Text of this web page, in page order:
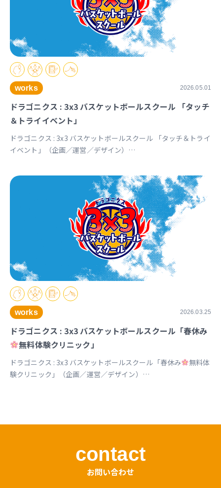
works 2026.05.01
ドラゴニクス : 3x3 バスケットボールスクール 「タッチ
＆トライイベント」
ドラゴニクス : 3x3 バスケットボールスクール 「タッチ＆トライ
イベント」（企画／運営／デザイン）
works 2026.03.25
ドラゴニクス : 3x3 バスケットボールスクール「春休み
無料体験クリニック」
ドラゴニクス : 3x3 バスケットボールスクール「春休み
無料体
験クリニック」（企画／運営／デザイン）
contact
お問い合わせ